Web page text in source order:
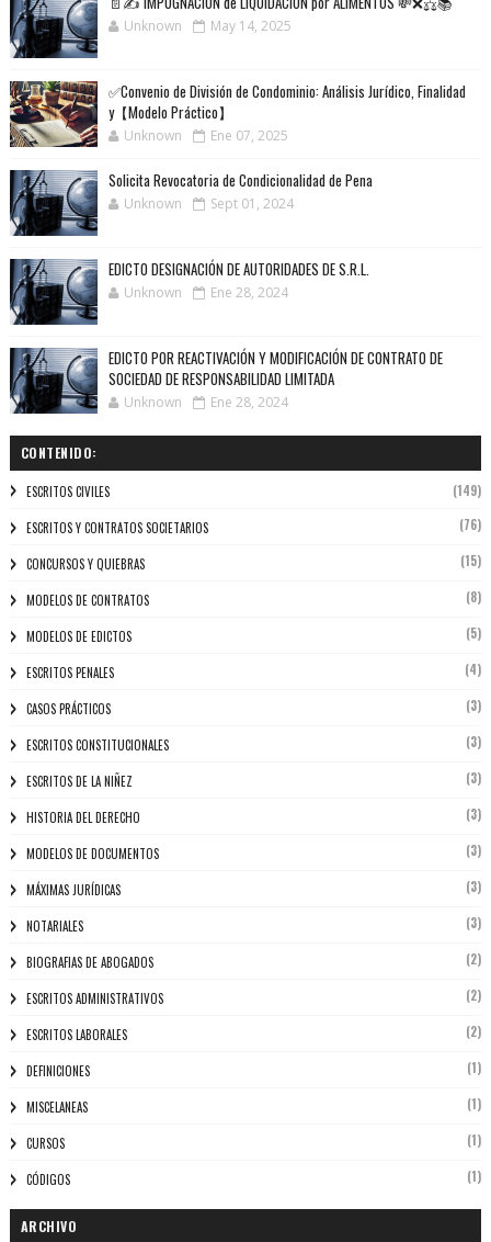
Unknown May 14, 2025
✅Convenio de División de Condominio: Análisis Jurídico, Finalidad
y【Modelo Práctico】
Unknown Ene 07, 2025
Solicita Revocatoria de Condicionalidad de Pena
Unknown Sept 01, 2024
EDICTO DESIGNACIÓN DE AUTORIDADES DE S.R.L.
Unknown Ene 28, 2024
EDICTO POR REACTIVACIÓN Y MODIFICACIÓN DE CONTRATO DE
SOCIEDAD DE RESPONSABILIDAD LIMITADA
Unknown Ene 28, 2024
CONTENIDO:
ESCRITOS CIVILES (149)
ESCRITOS Y CONTRATOS SOCIETARIOS (76)
CONCURSOS Y QUIEBRAS (15)
MODELOS DE CONTRATOS (8)
MODELOS DE EDICTOS (5)
ESCRITOS PENALES (4)
CASOS PRÁCTICOS (3)
ESCRITOS CONSTITUCIONALES (3)
ESCRITOS DE LA NIÑEZ (3)
HISTORIA DEL DERECHO (3)
MODELOS DE DOCUMENTOS (3)
MÁXIMAS JURÍDICAS (3)
NOTARIALES (3)
BIOGRAFIAS DE ABOGADOS (2)
ESCRITOS ADMINISTRATIVOS (2)
ESCRITOS LABORALES (2)
DEFINICIONES (1)
MISCELANEAS (1)
CURSOS (1)
CÓDIGOS (1)
ARCHIVO